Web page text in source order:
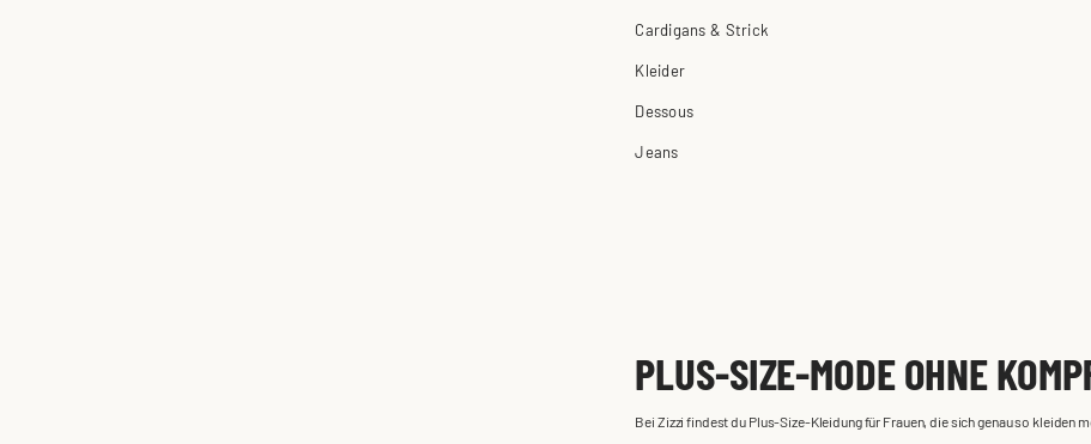
Cardigans & Strick
Kleider
Dessous
Jeans
PLUS-SIZE-MODE OHNE
Bei Zizzi findest du Plus-Size-Kleidung für Frauen, die sich genau so